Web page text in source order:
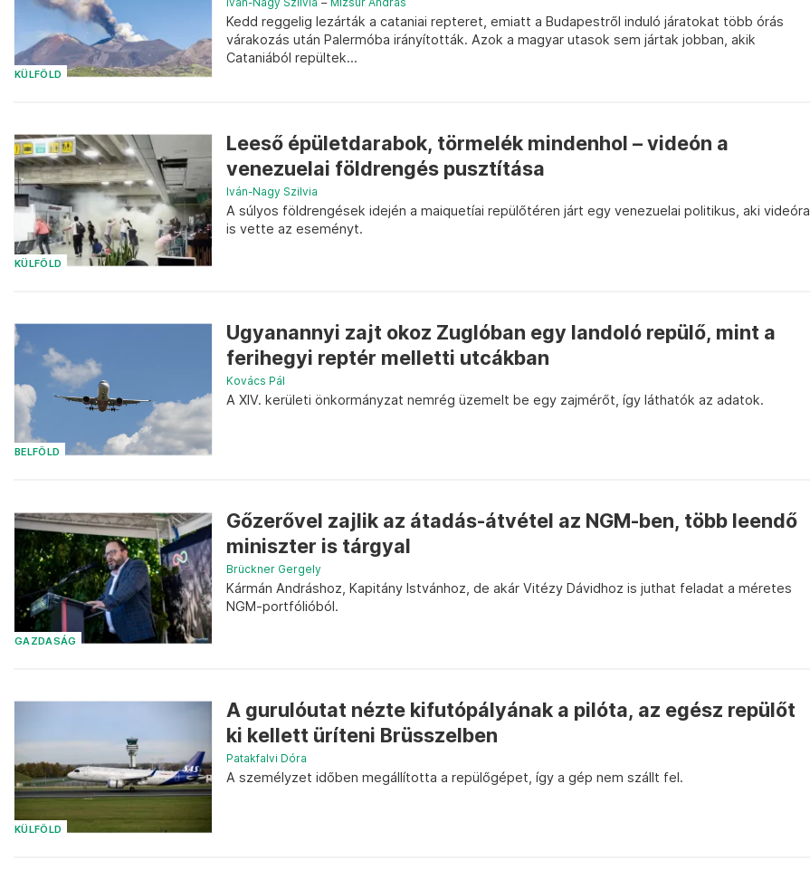
KÜLFÖLD
Kedd reggelig lezárták a cataniai repteret, emiatt a Budapestről induló járatokat több órás
várakozás után Palermóba irányították. Azok a magyar utasok sem jártak jobban, akik
Cataniából repültek...
KÜLFÖLD
Leeső épületdarabok, törmelék mindenhol – videón a
venezuelai földrengés pusztítása
Iván-Nagy Szilvia
A súlyos földrengések idején a maiquetíai repülőtéren járt egy venezuelai politikus, aki videóra
is vette az eseményt.
BELFÖLD
Ugyanannyi zajt okoz Zuglóban egy landoló repülő, mint a
ferihegyi reptér melletti utcákban
Kovács Pál
A XIV. kerületi önkormányzat nemrég üzemelt be egy zajmérőt, így láthatók az adatok.
GAZDASÁG
Gőzerővel zajlik az átadás-átvétel az NGM-ben, több leendő
miniszter is tárgyal
Brückner Gergely
Kármán Andráshoz, Kapitány Istvánhoz, de akár Vitézy Dávidhoz is juthat feladat a méretes
NGM-portfólióból.
KÜLFÖLD
A gurulóutat nézte kifutópályának a pilóta, az egész repülőt
ki kellett üríteni Brüsszelben
Patakfalvi Dóra
A személyzet időben megállította a repülőgépet, így a gép nem szállt fel.